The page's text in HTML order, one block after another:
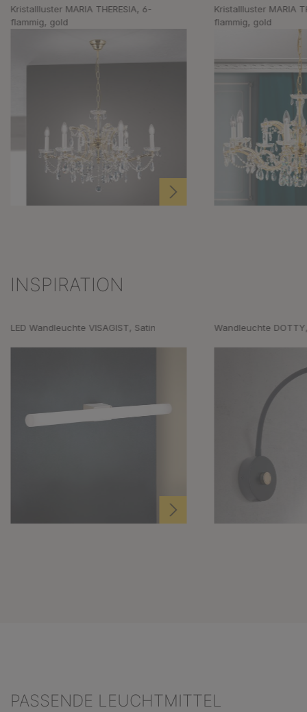
Kristallluster MARIA THERESIA, 6-
flammig, gold
Kristallluster MARIA
flammig, gold
Produktgalerie überspringen
INSPIRATION
LED Wandleuchte VISAGIST, Satin Wandleuchte
PASSENDE LEUCHTMITTEL